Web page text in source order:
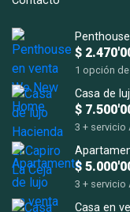
$
1 opción
Casa de
$
3 + servicio
$
3 + servicio
Casa en